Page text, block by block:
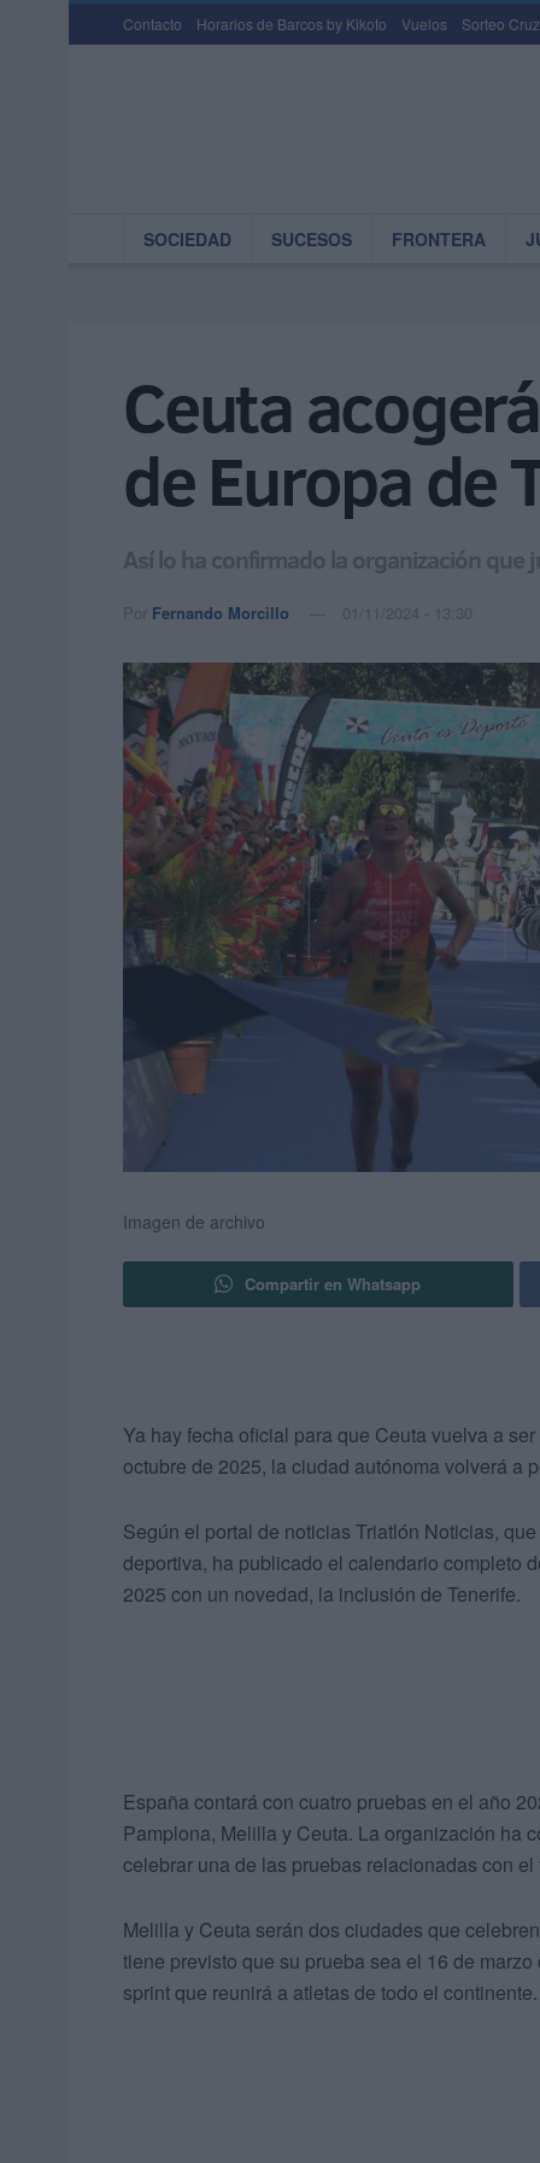
Contacto Horarios de Barcos by Kikoto Vuelos Sorteo
SOCIEDAD SUCESOS FRONTERA
Ceuta
de Europa de
Así lo ha confirmado la organización que
Por Fernando Morcillo 01/11/2024 - 13:30
Imagen de archivo
Compartir en Whatsapp
Ya hay fecha oficial para que Ceuta vuelva a
octubre de 2025, la ciudad autónoma volverá a
Según el portal de noticias Triatlón Noticias,
deportiva, ha publicado el calendario completo
2025 con un novedad, la inclusión de Tenerife.
España contará con cuatro pruebas en el año
Pamplona, Melilla y Ceuta. La organización ha
celebrar una de las pruebas relacionadas con el
Melilla y Ceuta serán dos ciudades que
tiene previsto que su prueba sea el 16 de
sprint que reunirá a atletas de todo el continente.